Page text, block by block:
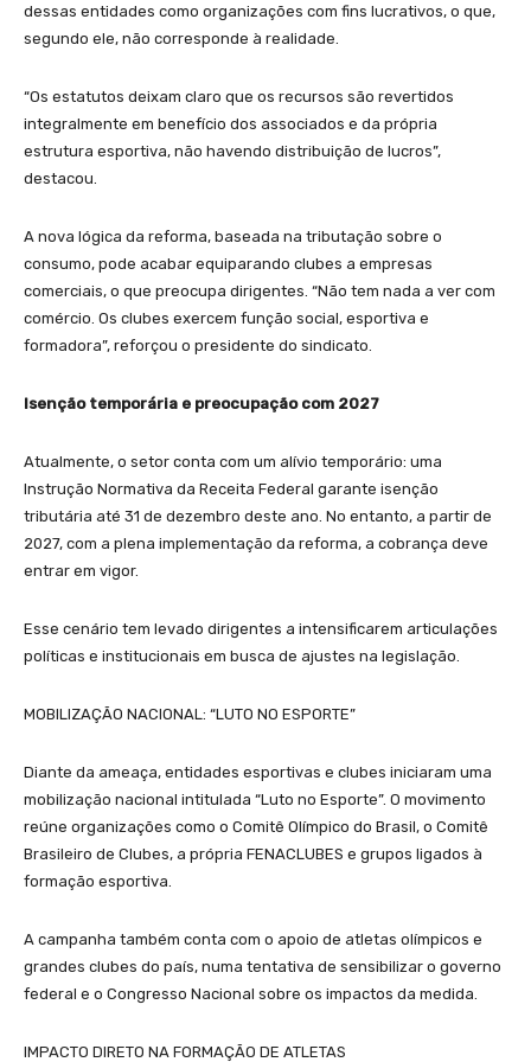
dessas entidades como organizações com fins lucrativos, o que,
segundo ele, não corresponde à realidade.
“Os estatutos deixam claro que os recursos são revertidos
integralmente em benefício dos associados e da própria
estrutura esportiva, não havendo distribuição de lucros”,
destacou.
A nova lógica da reforma, baseada na tributação sobre o
consumo, pode acabar equiparando clubes a empresas
comerciais, o que preocupa dirigentes. “Não tem nada a ver com
comércio. Os clubes exercem função social, esportiva e
formadora”, reforçou o presidente do sindicato.
Isenção temporária e preocupação com 2027
Atualmente, o setor conta com um alívio temporário: uma
Instrução Normativa da Receita Federal garante isenção
tributária até 31 de dezembro deste ano. No entanto, a partir de
2027, com a plena implementação da reforma, a cobrança deve
entrar em vigor.
Esse cenário tem levado dirigentes a intensificarem articulações
políticas e institucionais em busca de ajustes na legislação.
MOBILIZAÇÃO NACIONAL: “LUTO NO ESPORTE”
Diante da ameaça, entidades esportivas e clubes iniciaram uma
mobilização nacional intitulada “Luto no Esporte”. O movimento
reúne organizações como o Comitê Olímpico do Brasil, o Comitê
Brasileiro de Clubes, a própria FENACLUBES e grupos ligados à
formação esportiva.
A campanha também conta com o apoio de atletas olímpicos e
grandes clubes do país, numa tentativa de sensibilizar o governo
federal e o Congresso Nacional sobre os impactos da medida.
IMPACTO DIRETO NA FORMAÇÃO DE ATLETAS